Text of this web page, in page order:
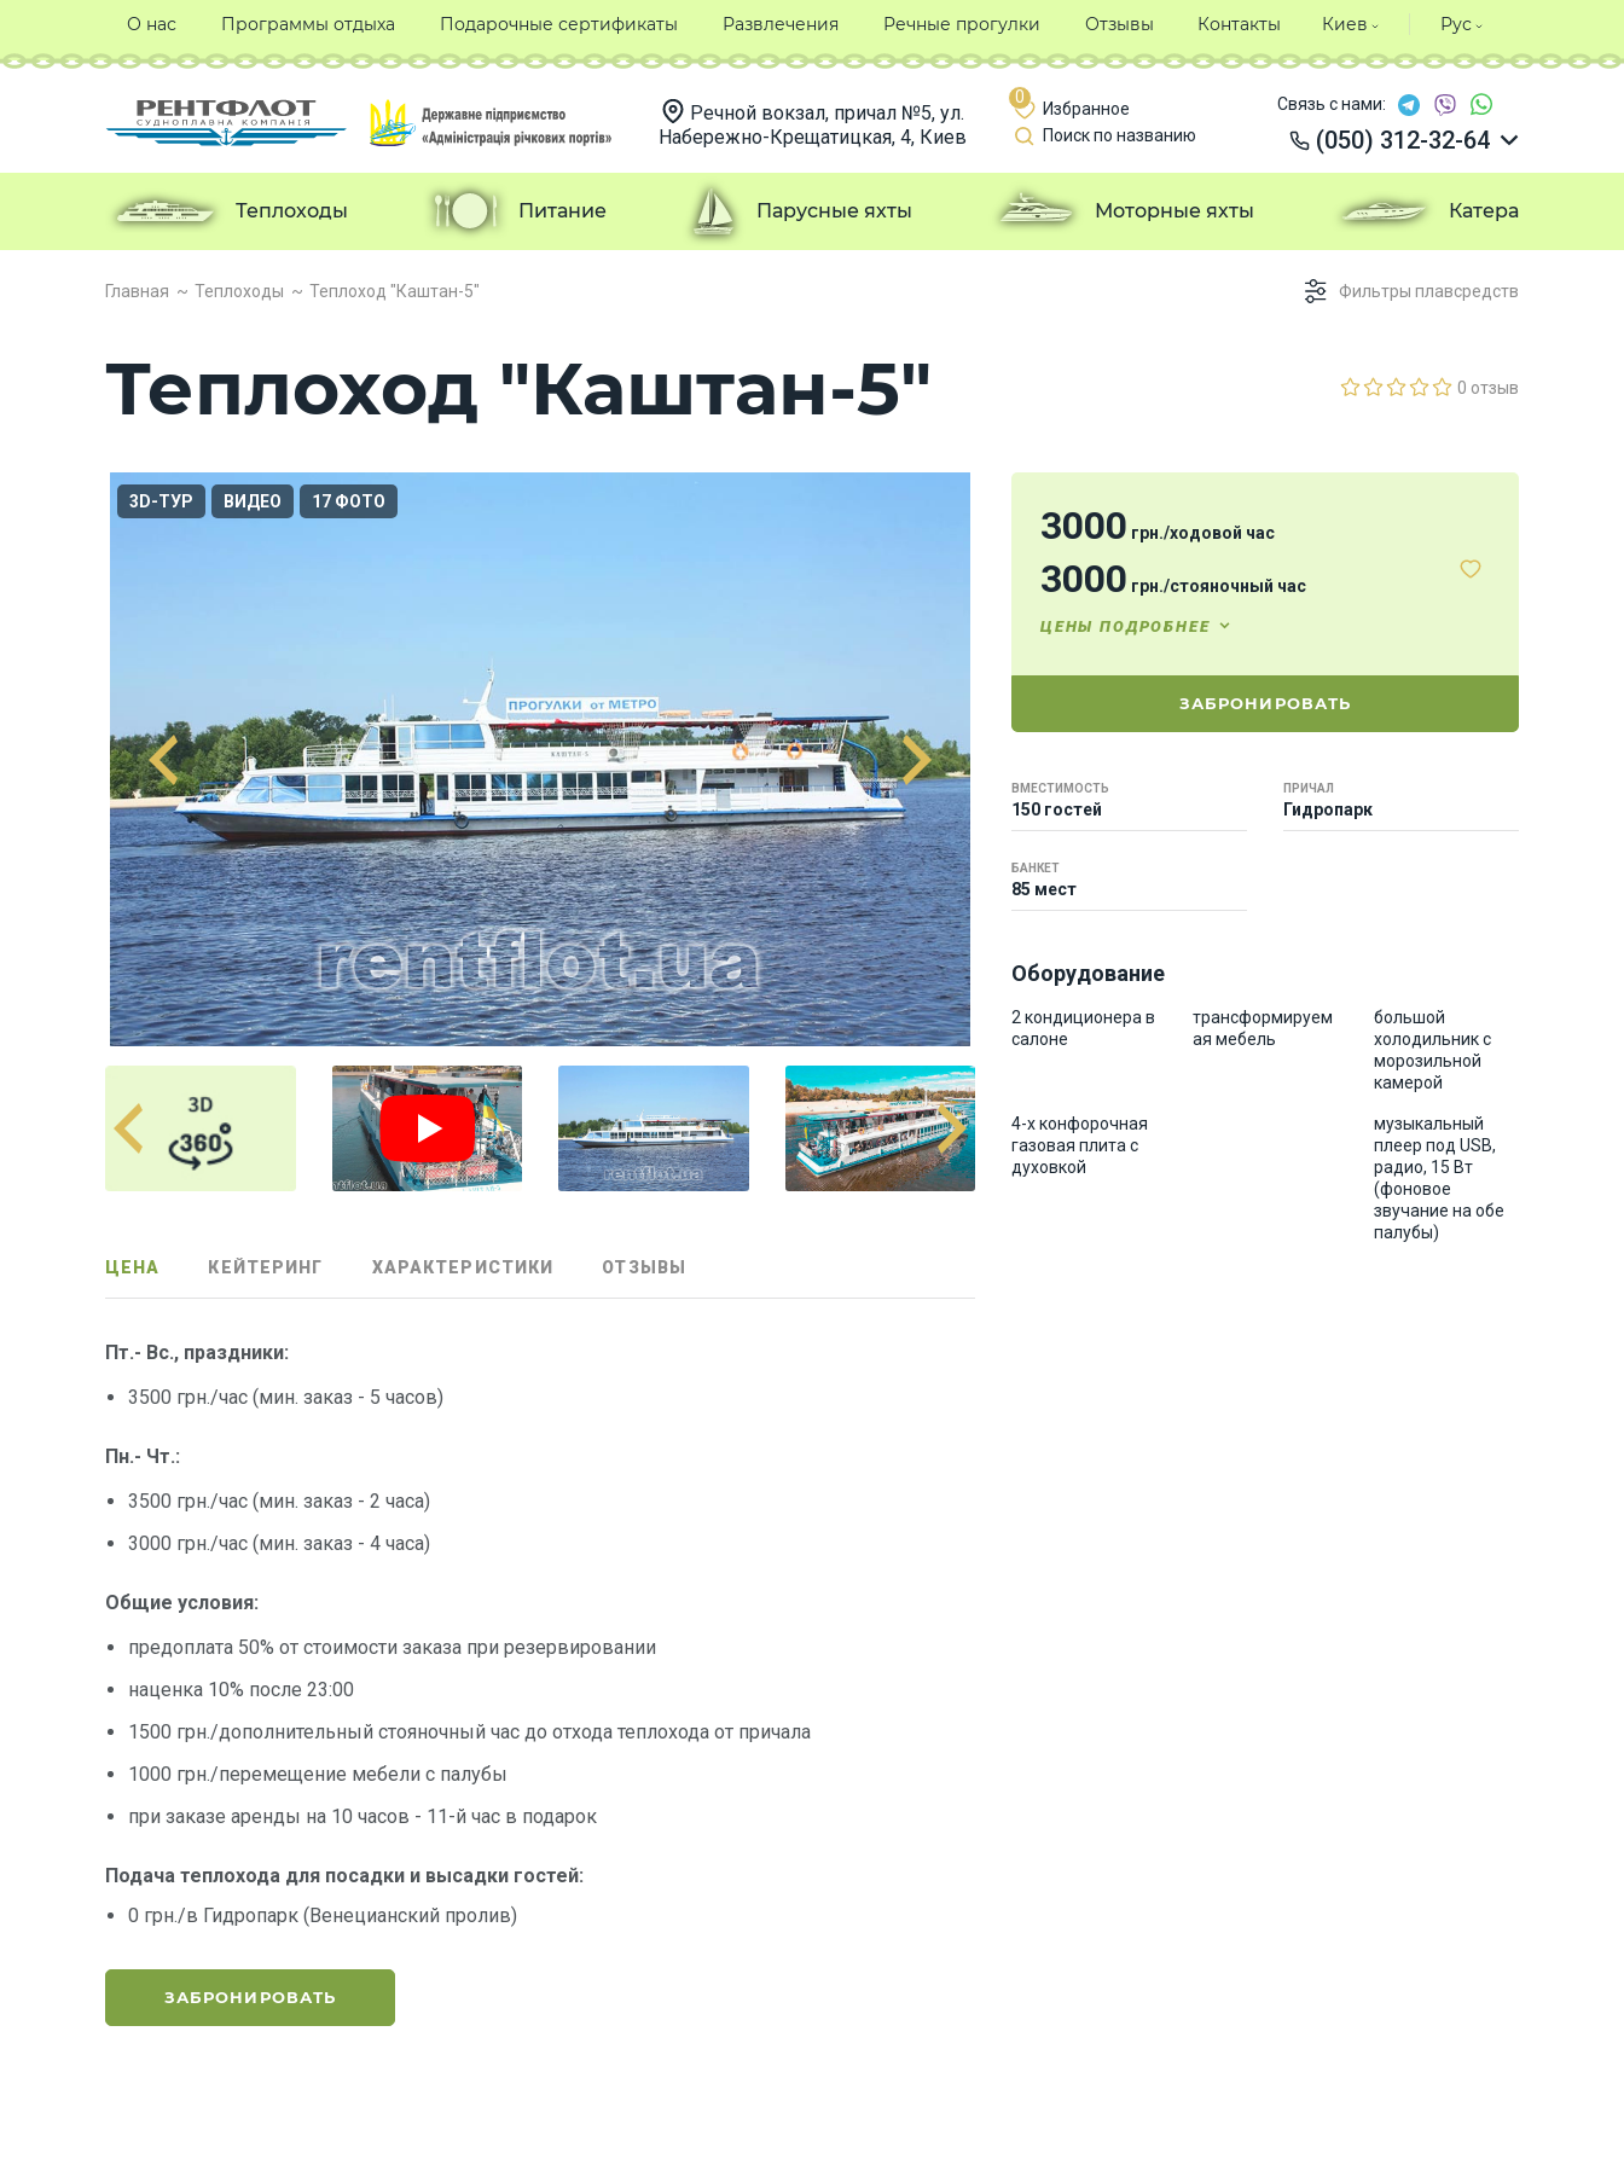
Главная Теплоходы Теплоход "Каштан-5" Фильтры плавсредств
0 отзыв
Теплоход "Каштан-5"
3D-ТУР ВИДЕО 17 ФОТО
3000 грн./ходовой час
3000 грн./стояночный час
ЦЕНЫ ПОДРОБНЕЕ
ЗАБРОНИРОВАТЬ
ВМЕСТИМОСТЬ
150 гостей
ПРИЧАЛ
Гидропарк
БАНКЕТ
85 мест
Оборудование
2 кондиционера в
салоне
трансформируем
ая мебель
большой
холодильник с
морозильной
камерой
4-х конфорочная
газовая плита с
духовкой
музыкальный
плеер под USB,
радио, 15 Bт
(фоновое
звучание на обе
палубы)
ЦЕНА
КЕЙТЕРИНГ ХАРАКТЕРИСТИКИ ОТЗЫВЫ
Пт.- Вс., праздники:
3500 грн./час (мин. заказ - 5 часов)
Пн.- Чт.:
3500 грн./час (мин. заказ - 2 часа)
3000 грн./час (мин. заказ - 4 часа)
Общие условия:
предоплата 50% от стоимости заказа при резервировании
наценка 10% после 23:00
1500 грн./дополнительный стояночный час до отхода теплохода от причала
1000 грн./перемещение мебели с палубы
при заказе аренды на 10 часов - 11-й час в подарок
Подача теплохода для посадки и высадки гостей:
0 грн./в Гидропарк (Венецианский пролив)
ЗАБРОНИРОВАТЬ
О нас Программы отдыха Подарочные сертификаты Развлечения Речные прогулки Отзывы Контакты Киев Рус
Речной вокзал, причал №5, ул.
Набережно-Крещатицкая, 4, Киев
0
Избранное
Поиск по названию
Связь с нами:
(050) 312-32-64
(050) 312-32-64
(050) 312-32-64
(050) 312-32-64
Теплоходы Питание Парусные яхты Моторные яхты Катера